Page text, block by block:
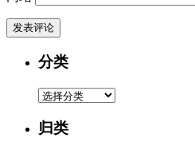
分类
分
归类